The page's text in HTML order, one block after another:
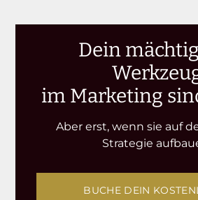
Dein
im Marketing
Aber erst, wenn sie auf
Strategie
BUCHE DEIN